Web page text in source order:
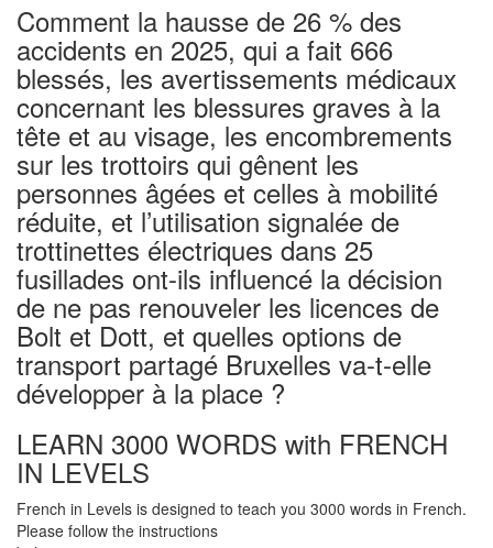
Comment la hausse de 26 % des
accidents en 2025, qui a fait 666
blessés, les avertissements médicaux
concernant les blessures graves à la
tête et au visage, les encombrements
sur les trottoirs qui gênent les
personnes âgées et celles à mobilité
réduite, et l’utilisation signalée de
trottinettes électriques dans 25
fusillades ont-ils influencé la décision
de ne pas renouveler les licences de
Bolt et Dott, et quelles options de
transport partagé Bruxelles va-t-elle
développer à la place ?
LEARN 3000 WORDS with FRENCH
IN LEVELS
French in Levels is designed to teach you 3000 words in French.
Please follow the instructions